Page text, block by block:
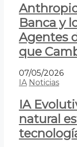
Banca y
Agentes
que
07/05/2026
IA Noticias
IA
natural